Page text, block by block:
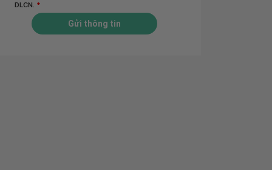
DLCN. *
Gửi thông tin